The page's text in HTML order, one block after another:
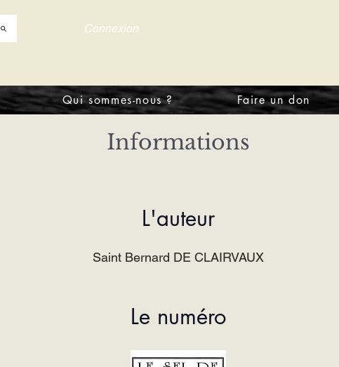
Connexion
Qui sommes-nous ? Faire un don
Informations
L'auteur
Saint Bernard DE CLAIRVAUX
Le numéro